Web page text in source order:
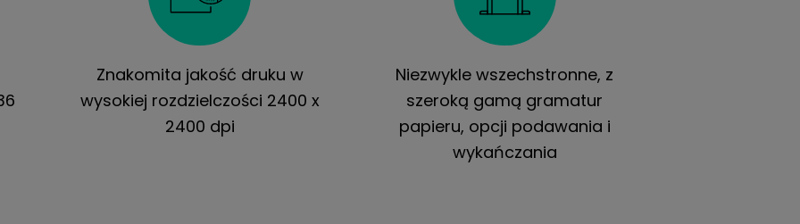
Znakomita jakość druku w
wysokiej rozdzielczości 2400 x
2400 dpi
Niezwykle wszechstronne, z
szeroką gamą gramatur
papieru, opcji podawania i
wykańczania